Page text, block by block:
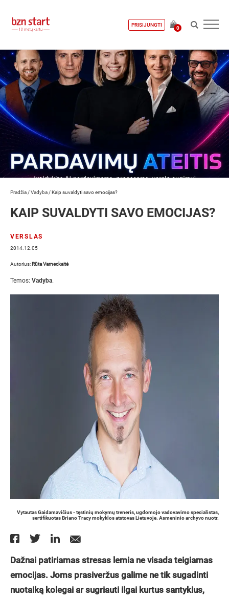
PRISIJUNGTI
0
Pradžia /Vadyba /Kaip suvaldyti savo emocijas?
KAIP SUVALDYTI SAVO EMOCIJAS?
VERSLAS
2014.12.05
Autorius: Rūta Varneckaitė
Temos: Vadyba.
Vytautas Gaidamavičius - tęstinių mokymų treneris, ugdomojo vadovavimo specialistas,
sertifikuotas Briano Tracy mokyklos atstovas Lietuvoje. Asmeninio archyvo nuotr.
Dažnai patiriamas stresas lemia ne visada teigiamas
emocijas. Joms prasiveržus galime ne tik sugadinti
nuotaiką kolegai ar sugriauti ilgai kurtus santykius,